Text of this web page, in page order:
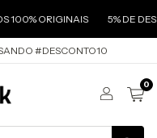
100% ORIGINAIS 5% DE
#DESCONTO10
0